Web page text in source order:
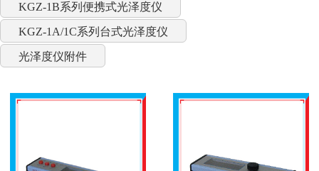
KGZ-1B系列便携式光泽度仪
KGZ-1A/1C系列台式光泽度仪
光泽度仪附件